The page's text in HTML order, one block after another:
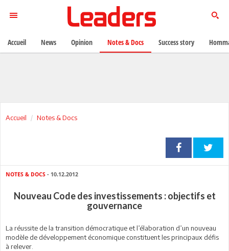
Accueil Notes & Docs
NOTES & DOCS - 10.12.2012
Nouveau Code des investissements : objectifs et
gouvernance
La réussite de la transition démocratique et l’élaboration d’un nouveau
modèle de développement économique constituent les principaux défis
à relever.
Accueil News Opinion Notes & Docs Success story